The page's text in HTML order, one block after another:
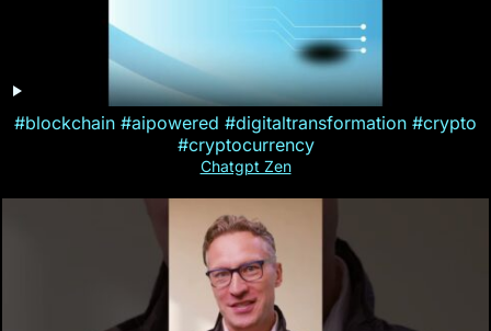
#blockchain #aipowered #digitaltransformation #crypto
#cryptocurrency
Chatgpt Zen